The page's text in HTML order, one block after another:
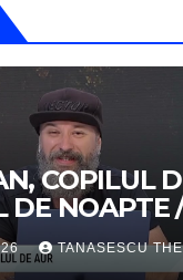
COPILUL
DE NOAPTE
TANASESCU